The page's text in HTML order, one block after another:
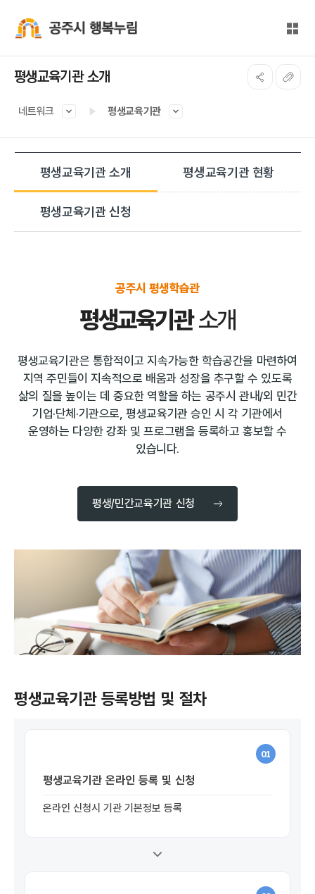
전체
평생교육기관 소개
네트워크 평생교육기관
평생교육기관 소개 평생교육기관 현황
평생교육기관 신청
공주시 평생학습관
평생교육기관소개
평생교육기관은 통합적이고 지속가능한 학습공간을 마련하여
지역 주민들이 지속적으로 배움과 성장을 추구할 수 있도록
삶의 질을 높이는 데 중요한 역할을 하는 공주시 관내/외 민간
기업·단체·기관으로, 평생교육기관 승인 시 각 기관에서
운영하는 다양한 강좌 및 프로그램을 등록하고 홍보할 수
있습니다.
평생/민간교육기관 신청
평생교육기관 등록방법 및 절차
01
평생교육기관 온라인 등록 및 신청
온라인 신청시 기관 기본정보 등록